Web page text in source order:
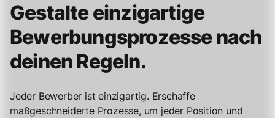
Gestalte einzigartige
Bewerbungsprozesse nach
deinen Regeln.
Jeder Bewerber ist einzigartig. Erschaffe
maßgeschneiderte Prozesse, um jeder Position und